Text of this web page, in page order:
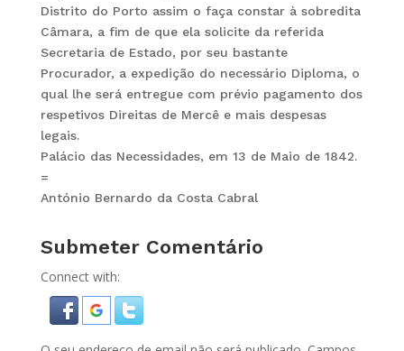
Distrito do Porto assim o faça constar à sobredita
Câmara, a fim de que ela solicite da referida
Secretaria de Estado, por seu bastante
Procurador, a expedição do necessário Diploma, o
qual lhe será entregue com prévio pagamento dos
respetivos Direitas de Mercê e mais despesas
legais.
Palácio das Necessidades, em 13 de Maio de 1842.
=
António Bernardo da Costa Cabral
Submeter Comentário
Connect with: